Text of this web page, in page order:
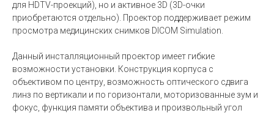
для HDTV-проекций), но и активное 3D (3D-очки
приобретаются отдельно). Проектор поддерживает режим
просмотра медицинских снимков DICOM Simulation.
Данный инсталляционный проектор имеет гибкие
возможности установки. Конструкция корпуса с
объективом по центру, возможность оптического сдвига
линз по вертикали и по горизонтали, моторизованные зум и
фокус, функция памяти объектива и произвольный угол